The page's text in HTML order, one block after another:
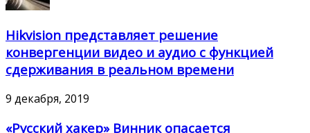
Hikvision представляет решение
конвергенции видео и аудио с функцией
сдерживания в реальном времени
9 декабря, 2019
«Русский хакер» Винник опасается